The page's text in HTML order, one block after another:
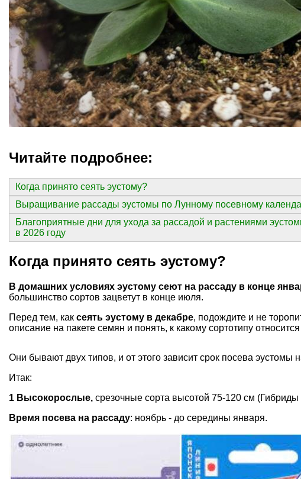
Читайте подробнее:
Когда принято сеять эустому?
Выращивание рассады эустомы по Лунному посевному
Благоприятные дни для ухода за рассадой и растениями
в 2026 году
Когда принято сеять эустому?
В домашних условиях эустому сеют на рассаду в конце
большинство сортов зацветут в конце июля.
Перед тем, как сеять эустому в декабре, подождите и не
описание на пакете семян и понять, к какому сортотипу
Они бывают двух типов, и от этого зависит срок посева эустомы
Итак:
1 Высокорослые, срезочные сорта высотой 75-120 см
Время посева на рассаду: ноябрь - до середины января.